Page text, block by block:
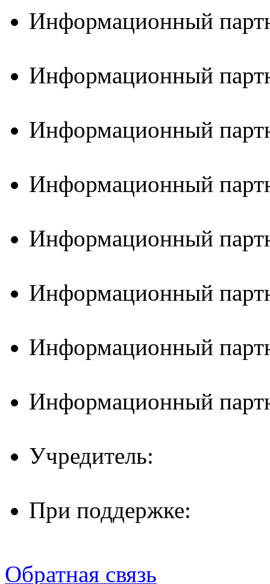
Информационный
Информационный
Информационный
Информационный
Информационный
Информационный
Информационный
Информационный
Учредитель:
При поддержке:
Обратная связь